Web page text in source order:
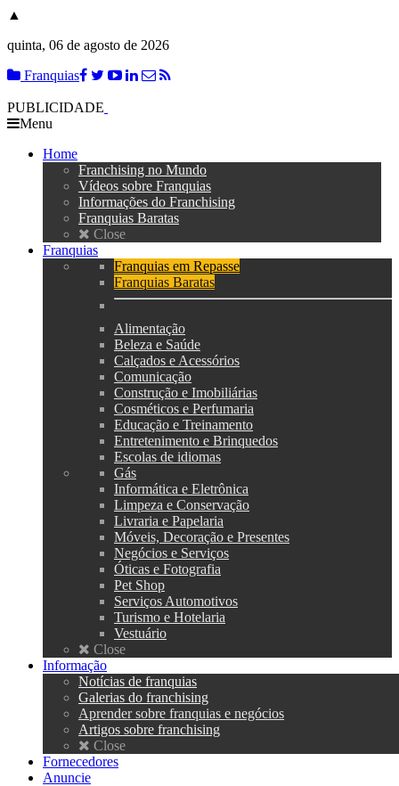
▲
quinta, 06 de agosto de 2026
Franquias
PUBLICIDADE
Menu
Home
Franchising no Mundo
Vídeos sobre Franquias
Informações do Franchising
Franquias Baratas
Close
Franquias
Franquias em Repasse
Franquias Baratas
Alimentação
Beleza e Saúde
Calçados e Acessórios
Comunicação
Construção e Imobiliárias
Cosméticos e Perfumaria
Educação e Treinamento
Entretenimento e Brinquedos
Escolas de idiomas
Gás
Informática e Eletrônica
Limpeza e Conservação
Livraria e Papelaria
Móveis, Decoração e Presentes
Negócios e Serviços
Óticas e Fotografia
Pet Shop
Serviços Automotivos
Turismo e Hotelaria
Vestuário
Close
Informação
Notícias de franquias
Galerias do franchising
Aprender sobre franquias e negócios
Artigos sobre franchising
Close
Fornecedores
Anuncie